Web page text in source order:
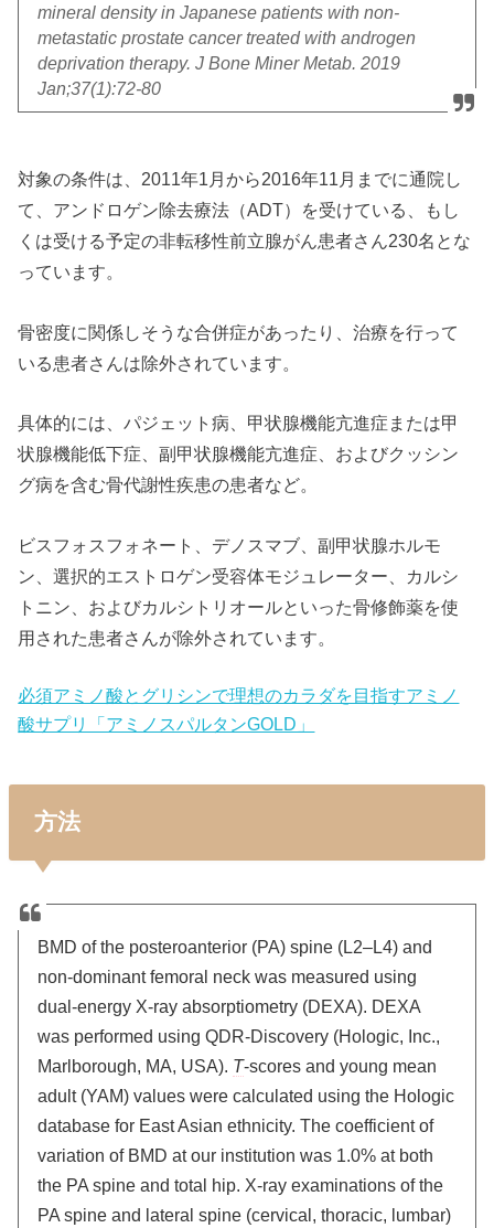
mineral density in Japanese patients with non-
metastatic prostate cancer treated with androgen
deprivation therapy. J Bone Miner Metab. 2019
Jan;37(1):72-80
対象の条件は、2011年1月から2016年11月までに通院し
て、アンドロゲン除去療法（ADT）を受けている、もし
くは受ける予定の非転移性前立腺がん患者さん230名とな
っています。
骨密度に関係しそうな合併症があったり、治療を行って
いる患者さんは除外されています。
具体的には、パジェット病、甲状腺機能亢進症または甲
状腺機能低下症、副甲状腺機能亢進症、およびクッシン
グ病を含む骨代謝性疾患の患者など。
ビスフォスフォネート、デノスマブ、副甲状腺ホルモ
ン、選択的エストロゲン受容体モジュレーター、カルシ
トニン、およびカルシトリオールといった骨修飾薬を使
用された患者さんが除外されています。
必須アミノ酸とグリシンで理想のカラダを目指すアミノ
酸サプリ「アミノスパルタンGOLD」
方法
BMD of the posteroanterior (PA) spine (L2–L4) and
non-dominant femoral neck was measured using
dual-energy X-ray absorptiometry (DEXA). DEXA
was performed using QDR-Discovery (Hologic, Inc.,
Marlborough, MA, USA). T-scores and young mean
adult (YAM) values were calculated using the Hologic
database for East Asian ethnicity. The coefficient of
variation of BMD at our institution was 1.0% at both
the PA spine and total hip. X-ray examinations of the
PA spine and lateral spine (cervical, thoracic, lumbar)